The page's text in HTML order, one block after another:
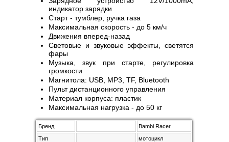
индикатор зарядки
Старт - тумблер, ручка газа
Максимальная скорость - до 5 км/ч
Движения вперед-назад
Световые и звуковые эффекты, светятся
фары
Музыка, звук при старте, регулировка
громкости
Магнитола: USB, MP3, TF, Bluetooth
Пульт дистанционного управления
Материал корпуса: пластик
Максимальная нагрузка - до 50 кг
Бренд
Bambi Racer
Тип
мотоцикл